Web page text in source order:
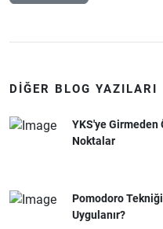
DIĞER BLOG YAZILARI
YKS'ye Girmeden
Noktalar
Pomodoro Tekniği
Uygulanır?